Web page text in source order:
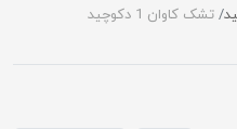
تشک کاوان 1 دکوچید